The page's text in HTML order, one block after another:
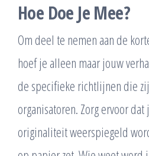
Hoe Doe Je Mee?
Om deel te nemen aan de
hoef je alleen maar jouw
de specifieke richtlijnen die
organisatoren. Zorg ervoor
originaliteit weerspiegeld